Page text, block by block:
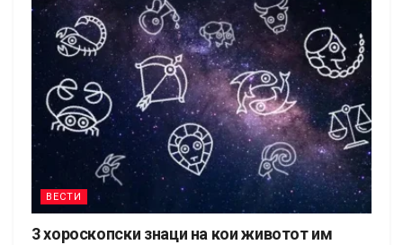
ВЕСТИ
3 хороскопски знаци на кои животот им